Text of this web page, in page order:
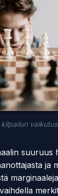
suuruus
ja